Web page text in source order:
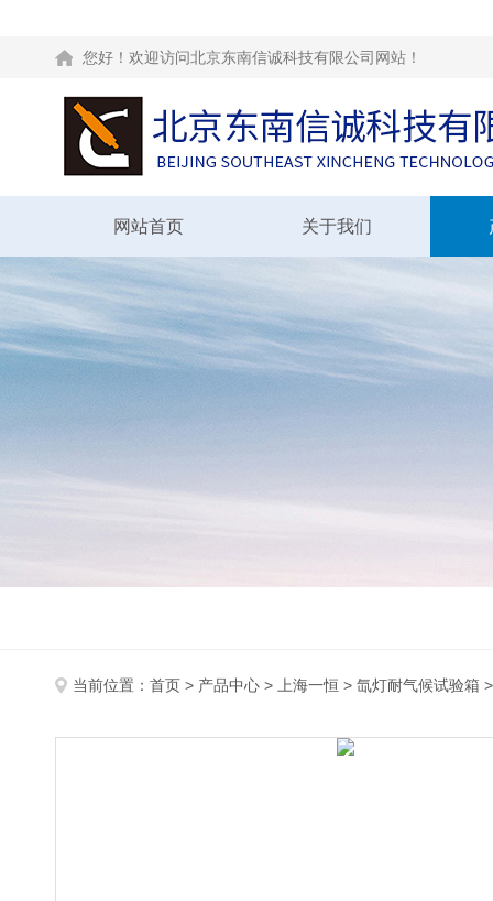
您好！欢迎访问北京东南信诚科技有限公司网站！
网站首页 关于我们
当前位置： 首页 > 产品中心 > 上海一恒 > 氙灯耐气候试验箱